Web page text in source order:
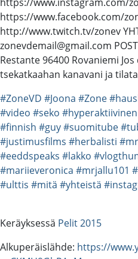
https://www.facebook.com/
http://www.twitch.tv/zonev
zonevdemail@gmail.com
Restante 96400 Rovaniemi
tsekatkaahan kanavani ja
#ZoneVD #Joona #Zone
#video #seko #hyperaktiivinen
#finnish #guy#suomitube
#justimusfilms #herbalisti
#eeddspeaks #lakko
#mariieveronica #mrjallu101
#ulttis #mitä #yhteistä
Keräyksessä Pelit 2015
Alkuperäislähde: https://